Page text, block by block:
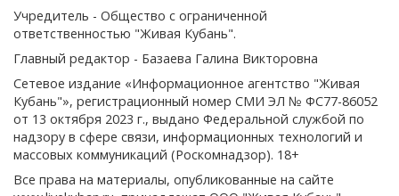
Учредитель - Общество с ограниченной
ответственностью "Живая Кубань".
Главный редактор - Базаева Галина Викторовна
Сетевое издание «Информационное агентство "Живая
Кубань"», регистрационный номер СМИ ЭЛ № ФС77-86052
от 13 октября 2023 г., выдано Федеральной службой по
надзору в сфере связи, информационных технологий и
массовых коммуникаций (Роскомнадзор). 18+
Все права на материалы, опубликованные на сайте